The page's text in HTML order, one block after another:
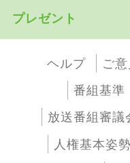
プレゼント
ヘルプ ご
番組基準
放送番組審議
人権基本姿勢